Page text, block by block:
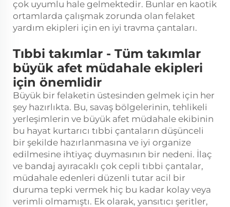
çok uyumlu hale gelmektedir. Bunlar en kaotik
ortamlarda çalışmak zorunda olan felaket
yardım ekipleri için en iyi travma çantaları.
Tıbbi takımlar - Tüm takımlar
büyük afet müdahale ekipleri
için önemlidir
Büyük bir felaketin üstesinden gelmek için her
şey hazırlıkta. Bu, savaş bölgelerinin, tehlikeli
yerleşimlerin ve büyük afet müdahale ekibinin
bu hayat kurtarıcı tıbbi çantaların düşünceli
bir şekilde hazırlanmasına ve iyi organize
edilmesine ihtiyaç duymasının bir nedeni. İlaç
ve bandaj ayıracaklı çok cepli tıbbi çantalar,
müdahale edenleri düzenli tutar acil bir
duruma tepki vermek hiç bu kadar kolay veya
verimli olmamıştı. Ek olarak, yansıtıcı şeritler,